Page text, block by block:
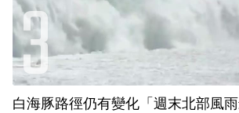
白海豚路徑仍有變化「週末北部風